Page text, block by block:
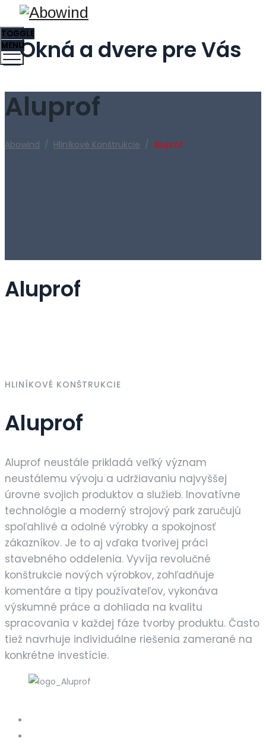
Okná a dvere pre Vás
TOGGLE
MENU
Aluprof
Abowind / Hliníkové Konštrukcie / Aluprof
Aluprof
HLINÍKOVÉ KONŠTRUKCIE
Aluprof
Aluprof neustále prikladá veľký význam
neustálemu vývoju a udržiavaniu najvyššej
úrovne svojich produktov a služieb. Inovatívne
technológie a moderný strojový park zaručujú
spoľahlivé a odolné výrobky a spokojnosť
zákazníkov. Je to aj vďaka tvorivej práci
stavebného oddelenia. Vyvíja revolučné
konštrukcie nových výrobkov, zohľadňuje
komentáre a tipy používateľov, vykonáva
výskumné práce a dohliada na kvalitu
spracovania v každej fáze tvorby produktu. Často
tiež navrhuje individuálne riešenia zamerané na
konkrétne investície.